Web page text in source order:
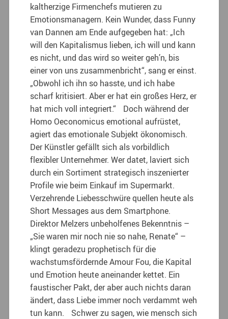
kaltherzige Firmenchefs mutieren zu
Emotionsmanagern. Kein Wunder, dass Funny
van Dannen am Ende aufgegeben hat: „Ich
will den Kapitalismus lieben, ich will und kann
es nicht, und das wird so weiter geh’n, bis
einer von uns zusammenbricht“, sang er einst.
„Obwohl ich ihn so hasste, und ich habe
scharf kritisiert. Aber er hat ein großes Herz, er
hat mich voll integriert.“ Doch während der
Homo Oeconomicus emotional aufrüstet,
agiert das emotionale Subjekt ökonomisch.
Der Künstler gefällt sich als vorbildlich
flexibler Unterneh­mer. Wer datet, laviert sich
durch ein Sortiment strategisch inszenierter
Profile wie beim Einkauf im Supermarkt.
Verzehrende Liebesschwüre quellen heute als
Short Messages aus dem Smartphone.
Direktor Melzers unbeholfenes ­Bekenntnis –
„Sie waren mir noch nie so nahe, Renate“ –
klingt geradezu prophetisch für die
wachstumsfördernde Amour Fou, die Kapital
und Emotion heute aneinander kettet. Ein
faustischer Pakt, der aber auch nichts daran
ändert, dass Liebe immer noch verdammt weh
tun kann. Schwer zu sagen, wie mensch sich